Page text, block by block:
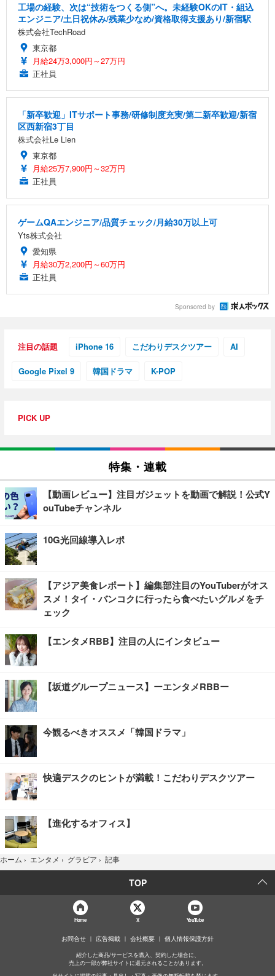
工場の経験、次は“技術をつくる側”へ。未経験OKのIT・組込
エンジニア/土日祝休み/残業少なめ/資格取得支援あり/新宿駅
株式会社TechRoad
東京都
月給24万3,000円～27万円
正社員
「新卒歓迎」ITサポート事務/研修制度充実/第二新卒歓迎/新宿
区西新宿3丁目
株式会社Le Lien
東京都
月給25万7,900円～32万円
正社員
ゲームQAエンジニア/品質チェック/月給30万以上可
Yts株式会社
愛知県
月給30万2,200円～60万円
正社員
Sponsored by
注目の話題 iPhone 16 こだわりデスクツアー AI
Google Pixel 9 韓国ドラマ K-POP
PICK UP
特集・連載
【動画レビュー】注目ガジェットを動画で解説！公式Y
ouTubeチャンネル
10G光回線導入レポ
【アジア美食レポート】編集部注目のYouTuberがオス
スメ！タイ・バンコクに行ったら食べたいグルメをチ
ェック
【エンタメRBB】注目の人にインタビュー
【坂道グループニュース】ーエンタメRBBー
今観るべきオススメ「韓国ドラマ」
快適デスクのヒントが満載！こだわりデスクツアー
【進化するオフィス】
ホーム › エンタメ › グラビア › 記事
TOP
Home X YouTube
お問合せ 広告掲載 会社概要 個人情報保護方針
紹介した商品/サービスを購入、契約した場合に、
売上の一部が弊社サイトに還元されることがあります。